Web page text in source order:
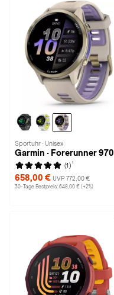
Sportuhr · Unisex
Garmin · Forerunner 970
(1) 1
658,00 € UVP 772,00 €
30-Tage Bestpreis: 648,00 € (+2%)